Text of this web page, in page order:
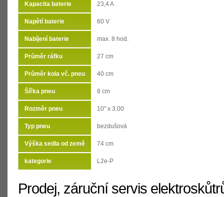
Kapacita baterie 23,4 A
Napětí baterie 60 V
Nabíjení baterie max. 8 hod.
Průměr ráfku 27 cm
Průměr kola vč. pneu 40 cm
Šířka pneu 8 cm
Rozměr pneu 10" x 3.00
Typ pneu bezdušová
Výška sedla od země 74 cm
kategorie L2e-P
Prodej, záruční servis